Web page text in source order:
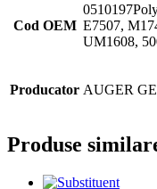
Cod OEM E7507,
UM1608,
Producator AUGER
Produse